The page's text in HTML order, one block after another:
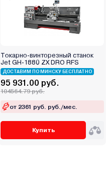
Токарно-винторезный станок
Jet GH-1880 ZX DRO RFS
ДОСТАВИМ ПО МИНСКУ БЕСПЛАТНО
95 931.00 руб.
104564.79 руб.
от 2361 руб. руб./мес.
Купить